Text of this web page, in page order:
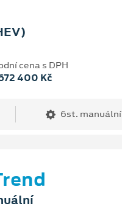
cena s DPH
400 Kč
6st. manuální